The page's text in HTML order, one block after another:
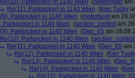
Re(10): Parkpickerl in 1140 Wien (hellbringer am
Re(11): Parkpickerl in 1140 Wien (Ken Tucky
Parkpickerl in 1140 Wien (motorboot am
Parkpickerl in 1140 Wien (section_control am
Parkpickerl in 1140 Wien (Geri_65 am
Re(10): Parkpickerl in 1140 Wien (section_control
Re(11): Parkpickerl in 1140 Wien (Geri_65 am
Re(12): Parkpickerl in 1140 Wien (Ken
Re(13): Parkpickerl in 1140 Wien (
Re(14): Parkpickerl in 1140 Wien (
Re(15): Parkpickerl in 1140 Wien (